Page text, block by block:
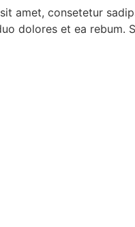
amet, consetetur
dolores et ea